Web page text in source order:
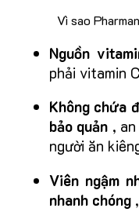
Vì sao
Nguồn
phải vitamin
Không chứa
bảo quản ,
người ăn
Viên ngậm
nhanh chóng